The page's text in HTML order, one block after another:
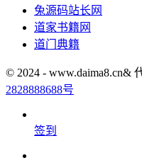
兔源码站长网
道家书籍网
道门典籍
© 2024 - www.daima8.cn&
2828888688号
签到